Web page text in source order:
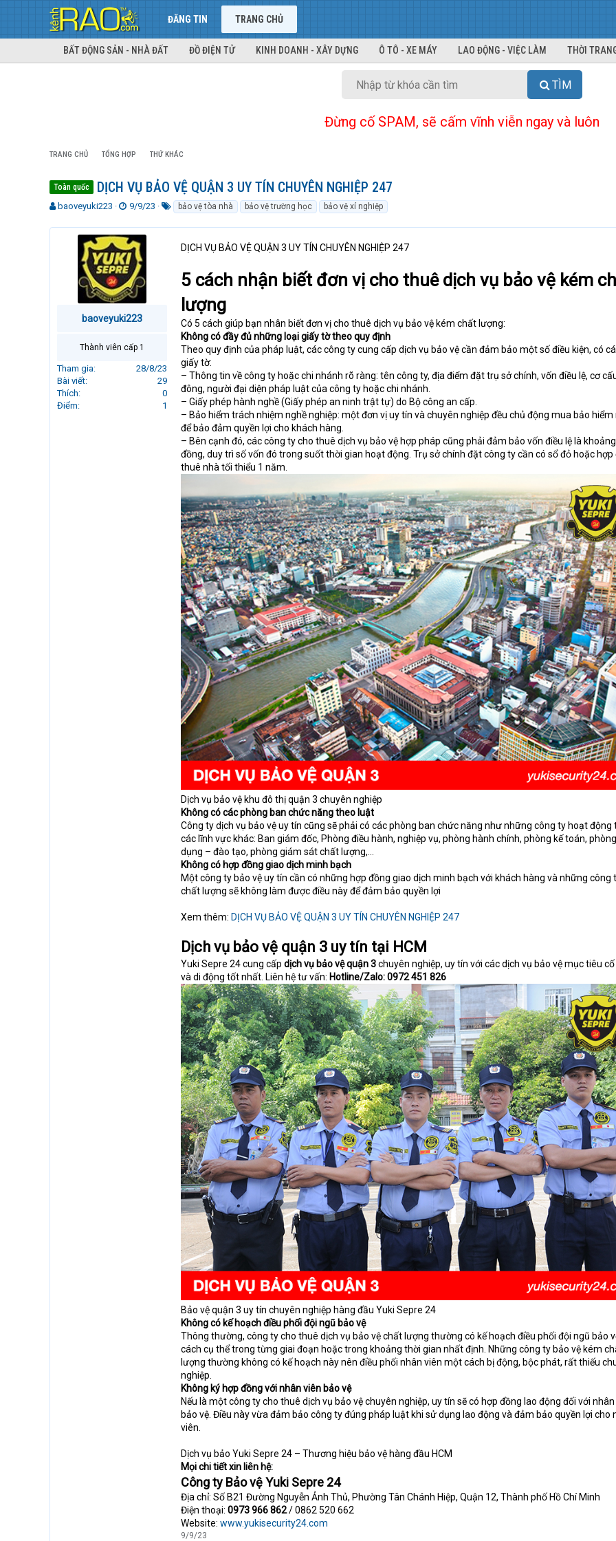
ĐĂNG TIN TRANG CHỦ
BẤT ĐỘNG SẢN - NHÀ ĐẤT ĐỒ ĐIỆN TỬ KINH DOANH - XÂY DỰNG Ô TÔ - XE MÁY LAO ĐỘNG - VIỆC LÀM THỜI
TÌM
Đừng cố SPAM, sẽ cấm vĩnh viễn ngay và luôn
TRANG CHỦ TỔNG HỢP THỨ KHÁC
Toàn quốc DỊCH VỤ BẢO VỆ QUẬN 3 UY TÍN CHUYÊN NGHIỆP 247
T
r
baoveyuki223
N
à
y
g
ử
i
9/9/23
k
bảo vệ tòa nhà bảo vệ trường học bảo vệ xí nghiệp
baoveyuki223
Thành viên cấp 1
Tham gia
28/8/23
Bài viết
29
Thích
0
Điểm
1
DỊCH VỤ BẢO VỆ QUẬN 3 UY TÍN CHUYÊN NGHIỆP 247
5 cách nhận biết đơn vị cho thuê dịch vụ bảo vệ kém
lượng
Có 5 cách giúp bạn nhân biết đơn vị cho thuê dịch vụ bảo vệ kém chất lượng:
Không có đầy đủ những loại giấy tờ theo quy định
Theo quy định của pháp luật, các công ty cung cấp dịch vụ bảo vệ cần đảm bảo một số điều kiện, có
giấy tờ:
– Thông tin về công ty hoặc chi nhánh rõ ràng: tên công ty, địa điểm đặt trụ sở chính, vốn điều lệ, cơ
đông, người đại diện pháp luật của công ty hoặc chi nhánh.
– Giấy phép hành nghề (Giấy phép an ninh trật tự) do Bộ công an cấp.
– Bảo hiểm trách nhiệm nghề nghiệp: một đơn vị uy tín và chuyên nghiệp đều chủ động mua bảo hiểm
để bảo đảm quyền lợi cho khách hàng.
– Bên cạnh đó, các công ty cho thuê dịch vụ bảo vệ hợp pháp cũng phải đảm bảo vốn điều lệ là
đồng, duy trì số vốn đó trong suốt thời gian hoạt động. Trụ sở chính đặt công ty cần có sổ đỏ hoặc hợp
thuê nhà tối thiểu 1 năm.
Dịch vụ bảo vệ khu đô thị quận 3 chuyên nghiệp
Không có các phòng ban chức năng theo luật
Công ty dịch vụ bảo vệ uy tín cũng sẽ phải có các phòng ban chức năng như những công ty hoạt động
các lĩnh vực khác: Ban giám đốc, Phòng điều hành, nghiệp vụ, phòng hành chính, phòng kế toán,
dụng – đào tạo, phòng giám sát chất lượng,…
Không có hợp đồng giao dịch minh bạch
Một công ty bảo vệ uy tín cần có những hợp đồng giao dịch minh bạch với khách hàng và những công
chất lượng sẽ không làm được điều này để đảm bảo quyền lợi
Xem thêm: DỊCH VỤ BẢO VỆ QUẬN 3 UY TÍN CHUYÊN NGHIỆP 247
Dịch vụ bảo vệ quận 3 uy tín tại HCM
Yuki Sepre 24 cung cấp dịch vụ bảo vệ quận 3chuyên nghiệp, uy tín với các dịch vụ bảo vệ mục tiêu
và di động tốt nhất. Liên hệ tư vấn: Hotline/Zalo: 0972 451 826
Bảo vệ quận 3 uy tín chuyên nghiệp hàng đầu Yuki Sepre 24
Không có kế hoạch điều phối đội ngũ bảo vệ
Thông thường, công ty cho thuê dịch vụ bảo vệ chất lượng thường có kế hoạch điều phối đội ngũ bảo
cách cụ thể trong từng giai đoạn hoặc trong khoảng thời gian nhất định. Những công ty bảo vệ kém
lượng thường không có kế hoạch này nên điều phối nhân viên một cách bị động, bộc phát, rất thiếu
nghiệp.
Không ký hợp đồng với nhân viên bảo vệ
Nếu là một công ty cho thuê dịch vụ bảo vệ chuyên nghiệp, uy tín sẽ có hợp đồng lao động đối với
bảo vệ. Điều này vừa đảm bảo công ty đúng pháp luật khi sử dụng lao động và đảm bảo quyền lợi cho
viên.
Dịch vụ bảo Yuki Sepre 24 – Thương hiệu bảo vệ hàng đầu HCM
Mọi chi tiết xin liên hệ:
Công ty Bảo vệ Yuki Sepre 24
Địa chỉ: Số B21 Đường Nguyễn Ảnh Thủ, Phường Tân Chánh Hiệp, Quận 12, Thành phố Hồ Chí Minh
Điện thoại: 0973 966 862/ 0862 520 662
Website: www.yukisecurity24.com
9/9/23